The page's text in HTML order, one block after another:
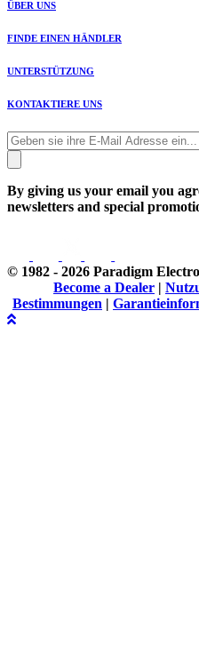
ÜBER UNS
FINDE EINEN HÄNDLER
UNTERSTÜTZUNG
KONTAKTIERE UNS
By giving us your email you
newsletters and special
© 1982 - 2026 Paradigm
Become a Dealer |
Bestimmungen |